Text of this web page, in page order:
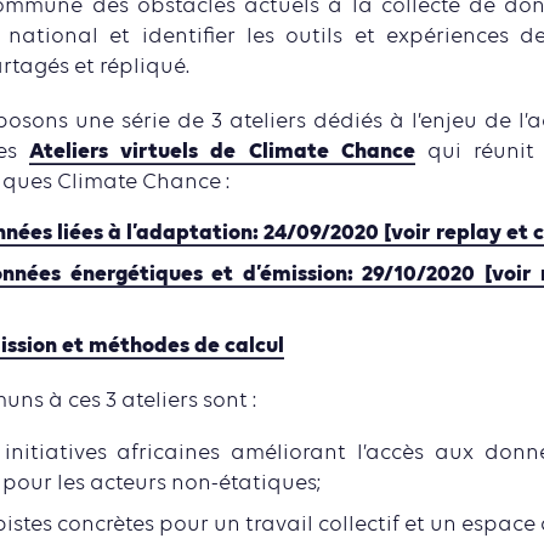
des obstacles actuels à la collecte de
national et identifier les outils et expériences
et répliqué.
une série de 3 ateliers dédiés à l’enjeu de
Ateliers virtuels de Climate Chancequi réunit
Climate Chance :
liées à l’adaptation: 24/09/2020 [voir replay et
énergétiques et d’émission: 29/10/2020
et méthodes de calcul
à ces 3 ateliers sont :
africaines améliorant l’accès aux
les acteurs non-étatiques;
concrètes pour un travail collectif et un